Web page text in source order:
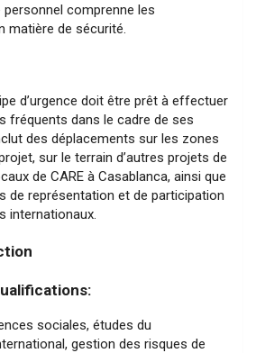
personnel comprenne les
matière de sécurité.
d’urgence doit être prêt à effectuer
fréquents dans le cadre de ses
des déplacements sur les zones
sur le terrain d’autres projets de
de CARE à Casablanca, ainsi que
de représentation et de participation
internationaux.
sociales, études du
gestion des risques de